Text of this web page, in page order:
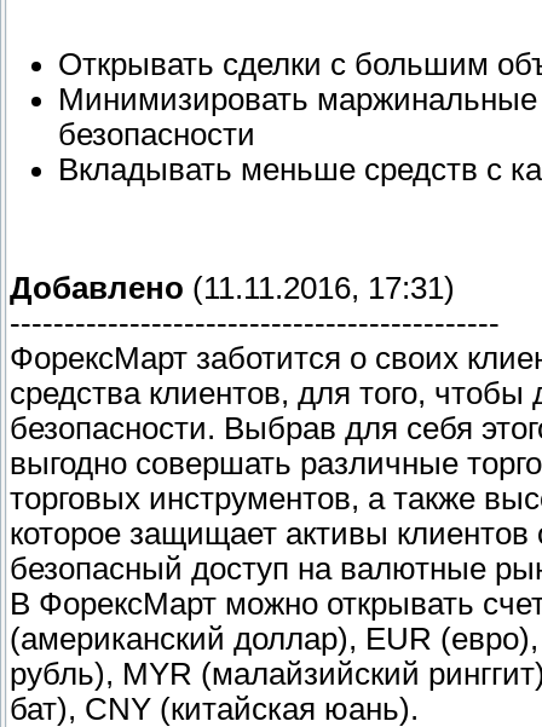
Открывать сделки с большим
Минимизировать маржинальные
безопасности
Вкладывать меньше средств с
Добавлено (11.11.2016, 17:31)
---------------------------------------------
ФорексМарт заботится о своих
средства клиентов, для того,
безопасности. Выбрав для себя
выгодно совершать различные
торговых инструментов, а также
которое защищает активы
безопасный доступ на валютные
В ФорексМарт можно открывать
(американский доллар), EUR
рубль), MYR (малайзийский
бат), CNY (китайская юань).